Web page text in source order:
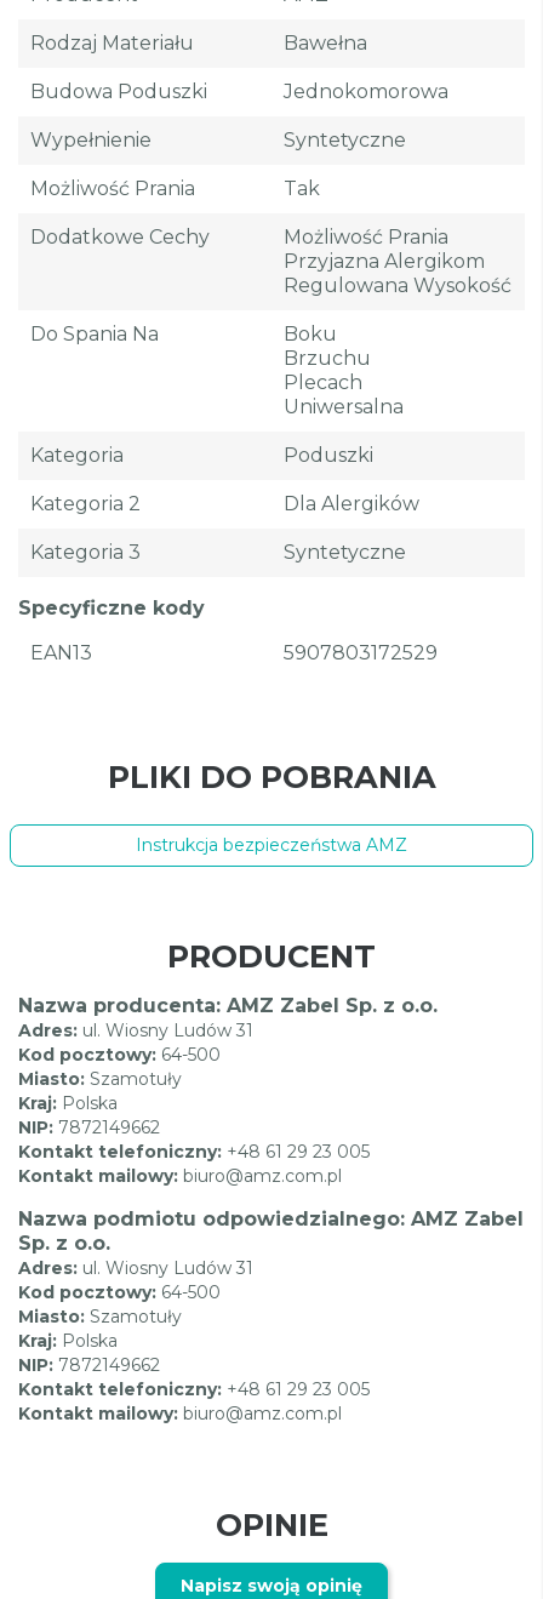
Rodzaj Materiału Bawełna
Budowa Poduszki Jednokomorowa
Wypełnienie Syntetyczne
Możliwość Prania Tak
Dodatkowe Cechy
Możliwość Prania
Przyjazna Alergikom
Regulowana Wysokość
Do Spania Na
Boku
Brzuchu
Plecach
Uniwersalna
Kategoria Poduszki
Kategoria 2 Dla Alergików
Kategoria 3 Syntetyczne
Specyficzne kody
EAN13
5907803172529
PLIKI DO POBRANIA
Instrukcja bezpieczeństwa AMZ
PRODUCENT
Nazwa producenta: AMZ Zabel Sp. z o.o.
Adres: ul. Wiosny Ludów 31
Kod pocztowy: 64-500
Miasto: Szamotuły
Kraj: Polska
NIP: 7872149662
Kontakt telefoniczny: +48 61 29 23 005
Kontakt mailowy: biuro@amz.com.pl
Nazwa podmiotu odpowiedzialnego: AMZ Zabel
Sp. z o.o.
Adres: ul. Wiosny Ludów 31
Kod pocztowy: 64-500
Miasto: Szamotuły
Kraj: Polska
NIP: 7872149662
Kontakt telefoniczny: +48 61 29 23 005
Kontakt mailowy: biuro@amz.com.pl
OPINIE
Napisz swoją opinię